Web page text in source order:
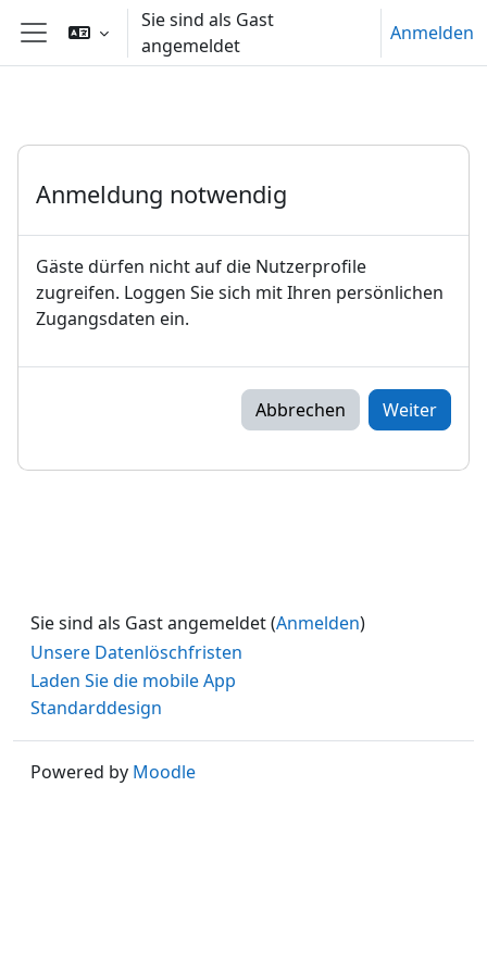
Zum Hauptinhalt
Website-Übersicht
Sie sind als Gast
angemeldet
Anmelden
Anmeldung notwendig
Gäste dürfen nicht auf die Nutzerprofile
zugreifen. Loggen Sie sich mit Ihren persönlichen
Zugangsdaten ein.
Abbrechen Weiter
Sie sind als Gast angemeldet (Anmelden)
Unsere Datenlöschfristen
Laden Sie die mobile App
Standarddesign
Powered by Moodle